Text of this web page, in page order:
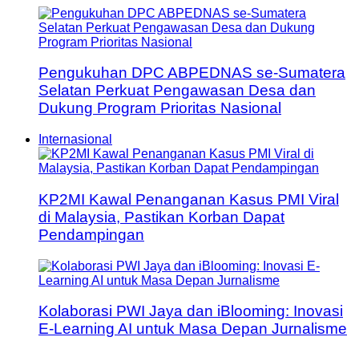
Pengukuhan DPC ABPEDNAS se-Sumatera
Selatan Perkuat Pengawasan Desa dan
Dukung Program Prioritas Nasional
Internasional
KP2MI Kawal Penanganan Kasus PMI Viral
di Malaysia, Pastikan Korban Dapat
Pendampingan
Kolaborasi PWI Jaya dan iBlooming: Inovasi
E-Learning AI untuk Masa Depan Jurnalisme